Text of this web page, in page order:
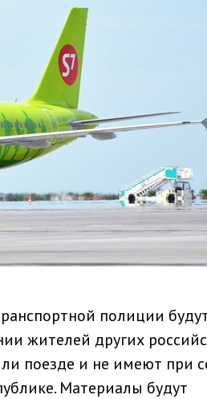
полиции
жителей других
поезде и не имеют при
Материалы будут